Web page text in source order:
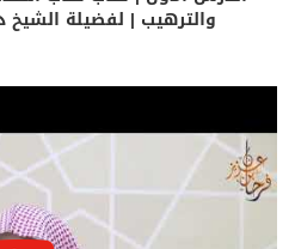
والترهيب | لفضيلة الشيخ